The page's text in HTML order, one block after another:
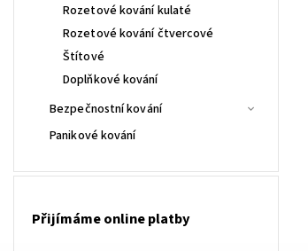
Rozetové kování kulaté
Rozetové kování čtvercové
Štítové
Doplňkové kování
Bezpečnostní kování
Panikové kování
Přijímáme online platby